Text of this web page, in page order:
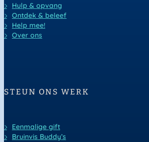
Hulp & opvang
Ontdek & beleef
Help mee!
Over ons
STEUN ONS WERK
Eenmalige gift
Bruinvis Buddy’s